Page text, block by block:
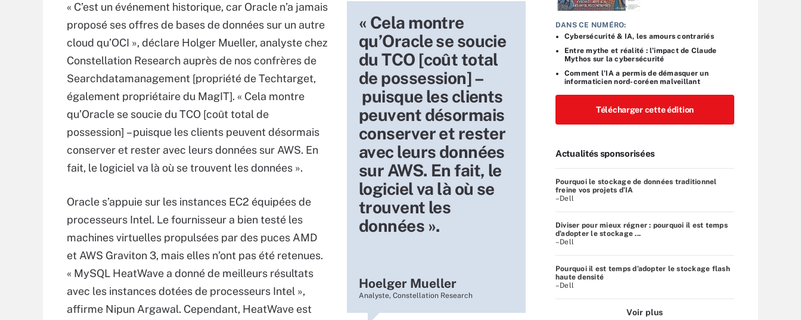
« Cela montre
qu’Oracle se soucie
du TCO [coût total
de possession] –
puisque les clients
peuvent désormais
conserver et rester
avec leurs données
sur AWS. En fait, le
logiciel va là où se
trouvent les
données ».
Hoelger Mueller
Analyste, Constellation Research
« C’est un événement historique, car Oracle n’a jamais
proposé ses offres de bases de données sur un autre
cloud qu’OCI », déclare Holger Mueller, analyste chez
Constellation Research auprès de nos confrères de
Searchdatamanagement [propriété de Techtarget,
également propriétaire du MagIT]. « Cela montre
qu’Oracle se soucie du TCO [coût total de
possession] – puisque les clients peuvent désormais
conserver et rester avec leurs données sur AWS. En
fait, le logiciel va là où se trouvent les données ».
Oracle s’appuie sur les instances EC2 équipées de
processeurs Intel. Le fournisseur a bien testé les
machines virtuelles propulsées par des puces AMD
et AWS Graviton 3, mais elles n’ont pas été retenues.
« MySQL HeatWave a donné de meilleurs résultats
avec les instances dotées de processeurs Intel »,
affirme Nipun Argawal. Cependant, HeatWave est
DANS CE NUMÉRO:
Cybersécurité & IA, les amours contrariés
Entre mythe et réalité : l’impact de Claude
Mythos sur la cybersécurité
Comment l’IA a permis de démasquer un
informaticien nord-coréen malveillant
Télécharger cette édition
Actualités sponsorisées
Pourquoi le stockage de données traditionnel
freine vos projets d’IA
–Dell
Diviser pour mieux régner : pourquoi il est temps
d’adopter le stockage ...
–Dell
Pourquoi il est temps d’adopter le stockage flash
haute densité
–Dell
Voir plus